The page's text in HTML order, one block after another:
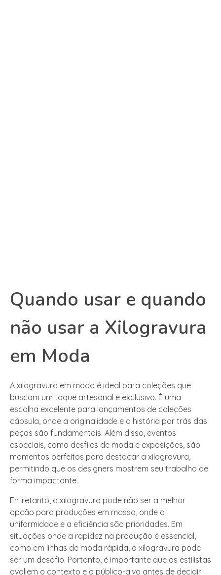
Quando usar e quando
não usar a Xilogravura
em Moda
A xilogravura em moda é ideal para coleções que
buscam um toque artesanal e exclusivo. É uma
escolha excelente para lançamentos de coleções
cápsula, onde a originalidade e a história por trás das
peças são fundamentais. Além disso, eventos
especiais, como desfiles de moda e exposições, são
momentos perfeitos para destacar a xilogravura,
permitindo que os designers mostrem seu trabalho de
forma impactante.
Entretanto, a xilogravura pode não ser a melhor
opção para produções em massa, onde a
uniformidade e a eficiência são prioridades. Em
situações onde a rapidez na produção é essencial,
como em linhas de moda rápida, a xilogravura pode
ser um desafio. Portanto, é importante que os estilistas
avaliem o contexto e o público-alvo antes de decidir